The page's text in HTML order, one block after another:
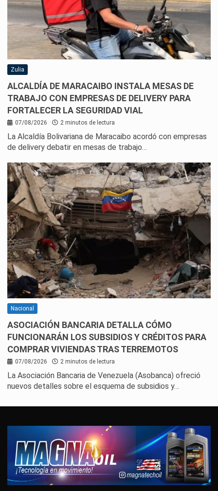
Zulia
ALCALDÍA DE MARACAIBO INSTALA MESAS DE
TRABAJO CON EMPRESAS DE DELIVERY PARA
FORTALECER LA SEGURIDAD VIAL
07/08/2026 2 minutos de lectura
La Alcaldía Bolivariana de Maracaibo acordó con empresas
de delivery debatir en mesas de trabajo…
Nacional
ASOCIACIÓN BANCARIA DETALLA CÓMO
FUNCIONARÁN LOS SUBSIDIOS Y CRÉDITOS PARA
COMPRAR VIVIENDAS TRAS TERREMOTOS
07/08/2026 2 minutos de lectura
La Asociación Bancaria de Venezuela (Asobanca) ofreció
nuevos detalles sobre el esquema de subsidios y…